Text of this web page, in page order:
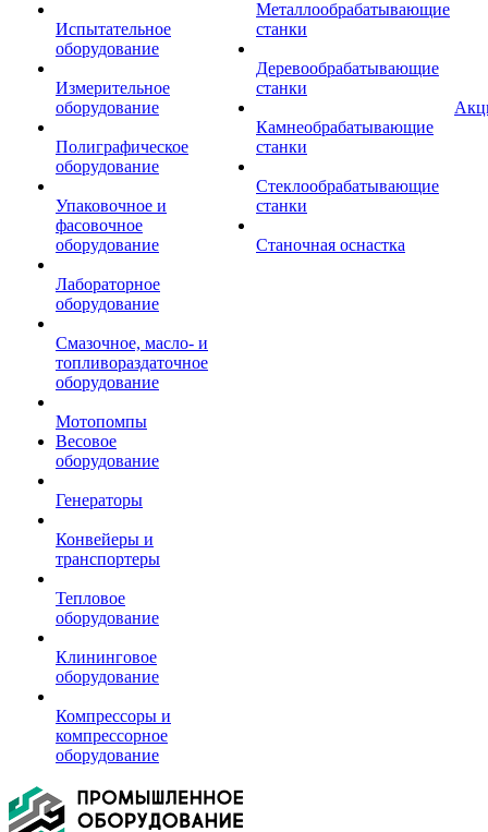
Испытательное
оборудование
Измерительное
оборудование
Полиграфическое
оборудование
Упаковочное и
фасовочное
оборудование
Лабораторное
оборудование
Смазочное, масло- и
топливораздаточное
оборудование
Мотопомпы
Весовое
оборудование
Генераторы
Конвейеры и
транспортеры
Тепловое
оборудование
Клининговое
оборудование
Компрессоры и
компрессорное
оборудование
Металлообрабатывающие
станки
Деревообрабатывающие
станки
Камнеобрабатывающие
станки
Стеклообрабатывающие
станки
Станочная оснастка